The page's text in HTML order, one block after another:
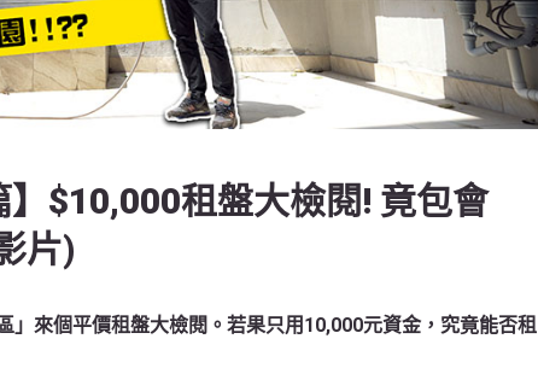
】$10,000租盤大檢閱! 竟包會
片)
」來個平價租盤大檢閱。若果只用10,000元資金，究竟能否租